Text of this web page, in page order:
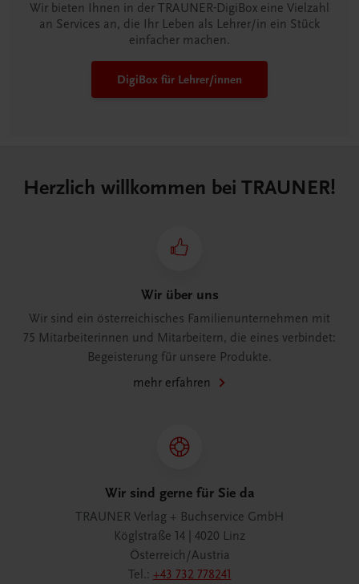
Wir bieten Ihnen in der TRAUNER-DigiBox eine Vielzahl
an Services an, die Ihr Leben als Lehrer/in ein Stück
einfacher machen.
DigiBox für Lehrer/innen
Herzlich willkommen bei TRAUNER!
Wir über uns
Wir sind ein österreichisches Familienunternehmen mit
75 Mitarbeiterinnen und Mitarbeitern, die eines verbindet:
Begeisterung für unsere Produkte.
mehr erfahren
Wir sind gerne für Sie da
TRAUNER Verlag + Buchservice GmbH
Köglstraße 14 | 4020 Linz
Österreich/Austria
Tel.: +43 732 778241